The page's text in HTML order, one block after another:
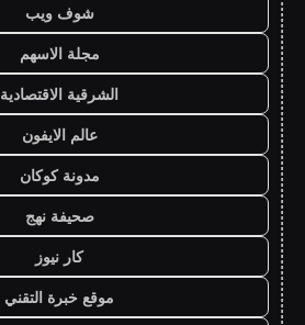
شوف ويب
مجلة الاسهم
الشرقية الاقتصادية
عالم الايفون
مدونة كوكان
صحيفة نهج
كار نيوز
موقع خبرة التقني